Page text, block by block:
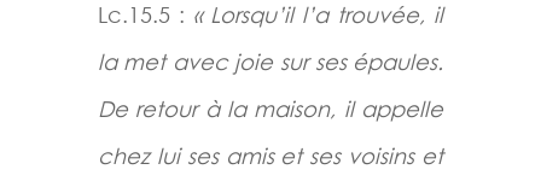
Lc.15.5 : « Lorsqu’il l’a trouvée, il
la met avec joie sur ses épaules.
De retour à la maison, il appelle
chez lui ses amis et ses voisins et